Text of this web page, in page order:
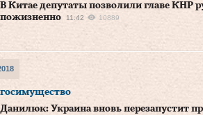
В Китае депутаты позволили главе КНР
пожизненно
11:42 10889
госимущество
Данилюк: Украина вновь перезапустит